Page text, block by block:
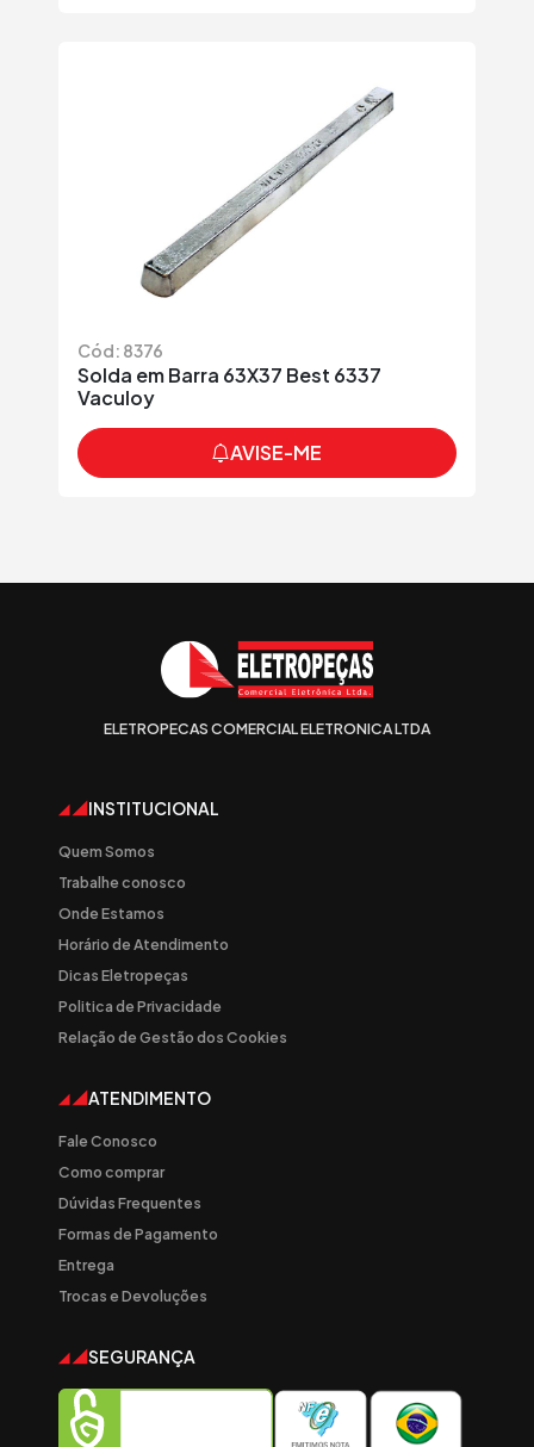
Cód: 8376
Solda em Barra 63X37 Best 6337
Vaculoy
AVISE-ME
ELETROPECAS COMERCIAL ELETRONICA LTDA
INSTITUCIONAL
Quem Somos
Trabalhe conosco
Onde Estamos
Horário de Atendimento
Dicas Eletropeças
Politica de Privacidade
Relação de Gestão dos Cookies
ATENDIMENTO
Fale Conosco
Como comprar
Dúvidas Frequentes
Formas de Pagamento
Entrega
Trocas e Devoluções
SEGURANÇA